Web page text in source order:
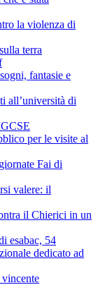
la violenza di
terra
fantasie e
all’università di
per le visite al
Fai di
valere: il
il Chierici in un
esabac, 54
dedicato ad